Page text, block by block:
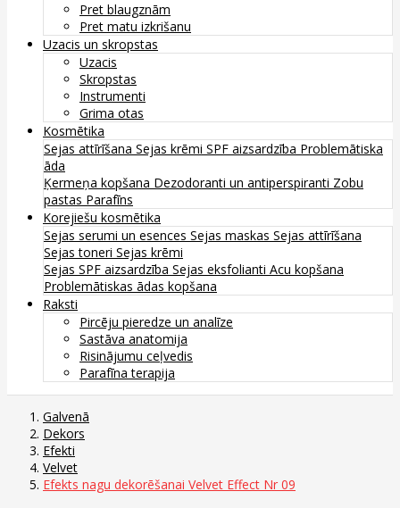
Pret blaugznām
Pret matu izkrišanu
Uzacis un skropstas
Uzacis
Skropstas
Instrumenti
Grima otas
Kosmētika
Sejas attīrīšana Sejas krēmi SPF aizsardzība Problemātiska
āda
Ķermeņa kopšana Dezodoranti un antiperspiranti Zobu
pastas Parafīns
Korejiešu kosmētika
Sejas serumi un esences Sejas maskas Sejas attīrīšana
Sejas toneri Sejas krēmi
Sejas SPF aizsardzība Sejas eksfolianti Acu kopšana
Problemātiskas ādas kopšana
Raksti
Pircēju pieredze un analīze
Sastāva anatomija
Risinājumu ceļvedis
Parafīna terapija
Galvenā
Dekors
Efekti
Velvet
Efekts nagu dekorēšanai Velvet Effect Nr 09